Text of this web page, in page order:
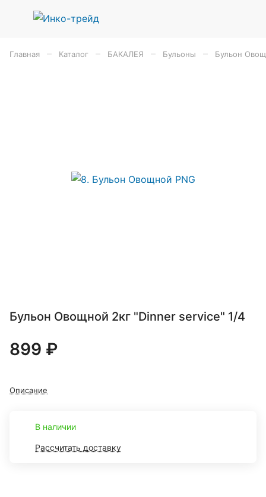
Главная Каталог БАКАЛЕЯ Бульоны Бульон
Бульон Овощной 2кг "Dinner service" 1/4
899 ₽
Описание
В наличии
Рассчитать доставку